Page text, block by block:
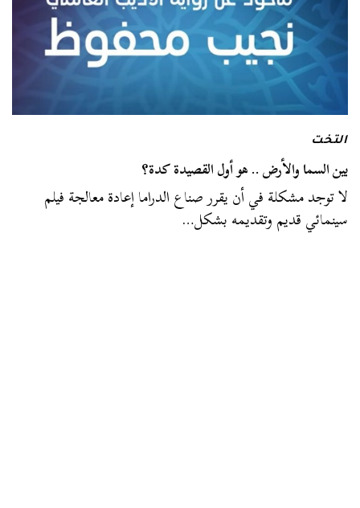
التخت
بين السما والأرض .. هو أول القصيدة كدة؟
لا توجد مشكلة في أن يقرر صناع الدراما إعادة معالجة فيلم
سينمائي قديم وتقديمه بشكل…